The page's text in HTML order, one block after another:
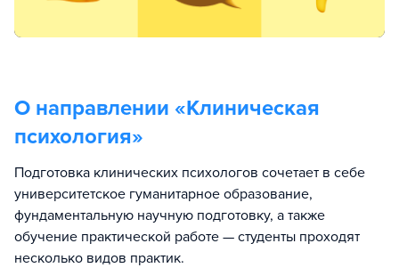
О направлении «Клиническая
психология»
Подготовка клинических психологов сочетает в себе
университетское гуманитарное образование,
фундаментальную научную подготовку, а также
обучение практической работе — студенты проходят
несколько видов практик.